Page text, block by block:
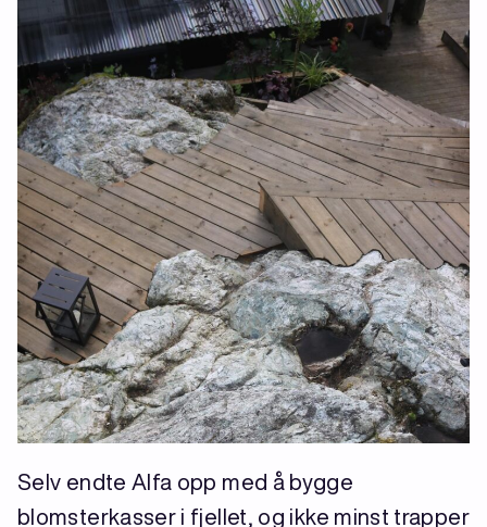
Selv endte Alfa opp med å bygge
blomsterkasser i fjellet, og ikke minst trapper